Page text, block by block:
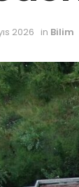
2026 in Bilim